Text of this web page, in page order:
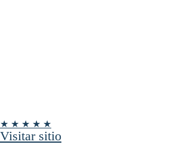
★ ★ ★ ★ ★
Visitar sitio